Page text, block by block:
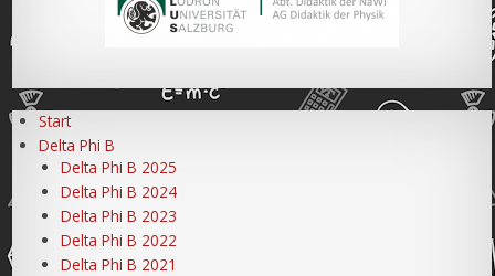
Start
Delta Phi B
Delta Phi B 2025
Delta Phi B 2024
Delta Phi B 2023
Delta Phi B 2022
Delta Phi B 2021